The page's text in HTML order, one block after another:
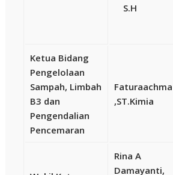
S.H
Ketua Bidang
Pengelolaan
Sampah, Limbah
B3 dan
Pengendalian
Pencemaran
Faturaachma
,ST.Kimia
Rina A
Damayanti,